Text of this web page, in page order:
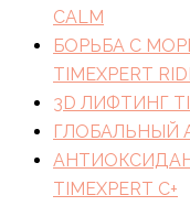
CALM
БОРЬБА С
TIMEXPERT
3D ЛИФТИНГ
ГЛОБАЛЬНЫЙ
TIMEXPERT C+